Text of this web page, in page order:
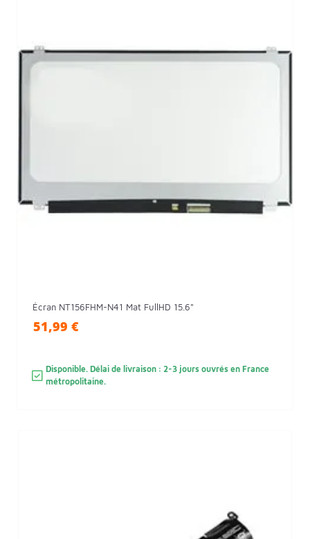
Écran NT156FHM-N41 Mat FullHD 15.6"
51,99 €
Disponible. Délai de livraison : 2-3 jours ouvrés en France
métropolitaine.